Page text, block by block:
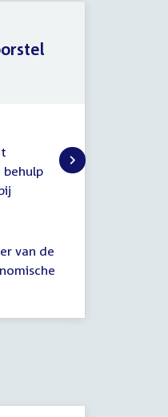
van de